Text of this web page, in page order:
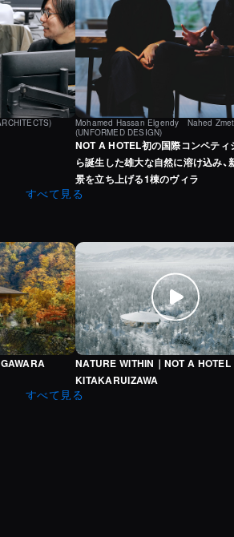
Mohamed Hassan Elgendy Nahed
(UNFORMED DESIGN)
NOT A HOTEL初の国際コンペティ
ら誕生した雄大な自然に溶け込み、
景を立ち上げる1棟のヴィラ
すべて見る
｜NOT A HOTEL YUGAWARA
NATURE WITHIN｜NOT A HOTEL
KITAKARUIZAWA
すべて見る